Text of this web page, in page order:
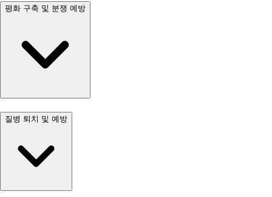
평화 구축 및 분쟁 예방
질병 퇴치 및 예방